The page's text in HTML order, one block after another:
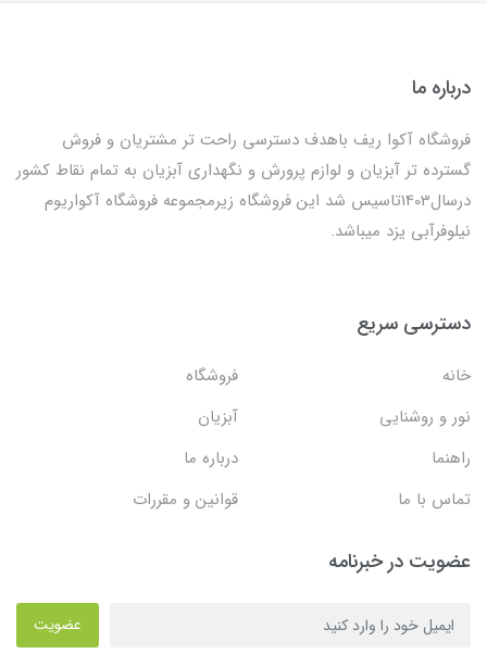
درباره ما
فروشگاه آکوا ریف باهدف دسترسی راحت تر مشتریان و فروش
گسترده تر آبزیان و لوازم پرورش و نگهداری آبزیان به تمام نقاط کشور
درسال1403تاسیس شد این فروشگاه زیرمجموعه فروشگاه آکواریوم
نیلوفرآبی یزد میباشد.
دسترسی سریع
خانه
فروشگاه
نور و روشنایی
آبزیان
راهنما
درباره ما
تماس با ما
قوانین و مقررات
عضویت در خبرنامه
عضویت